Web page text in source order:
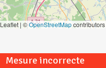
Leaflet | ©OpenStreetMapcontributors
Mesure incorrecte